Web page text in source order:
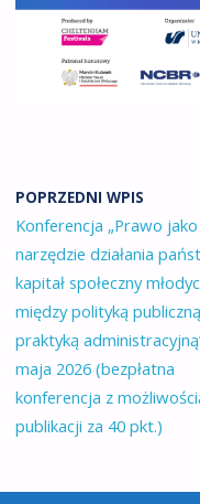
POPRZEDNI WPIS
Konferencja „Prawo jako
narzędzie działania
kapitał społeczny
między polityką
praktyką
maja 2026 (bezpłatna
konferencja z
publikacji za 40 pkt.)